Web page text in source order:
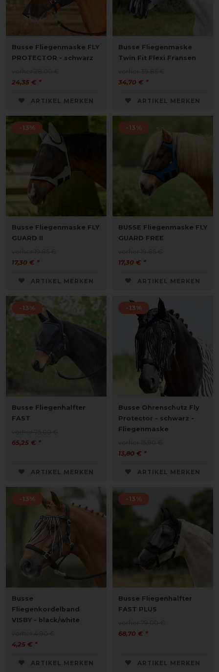
Busse Fliegenmaske FLY
PROTECTOR - schwarz
24,35 € *
ARTIKEL MERKEN
Busse Fliegenmaske
Twin Fit Flexi Fransen
34,70 € *
ARTIKEL MERKEN
-13%
Busse Fliegenmaske FLY
GUARD II
17,30 € *
ARTIKEL MERKEN
-13%
BUSSE Fliegenmaske FLY
GUARD FREE
17,30 € *
ARTIKEL MERKEN
-13%
Busse Fliegenhalfter
FAST
65,25 € *
ARTIKEL MERKEN
-13%
Busse Ohrenschutz Fly
Protector - schwarz -
Fliegenmaske
13,80 € *
ARTIKEL MERKEN
-13%
Busse
Fliegenkordelband
VISBY - black/white
4,25 € *
ARTIKEL MERKEN
-13%
Busse Fliegenhalfter
FAST PLUS
68,70 € *
ARTIKEL MERKEN